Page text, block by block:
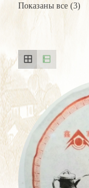
Показаны все (3)